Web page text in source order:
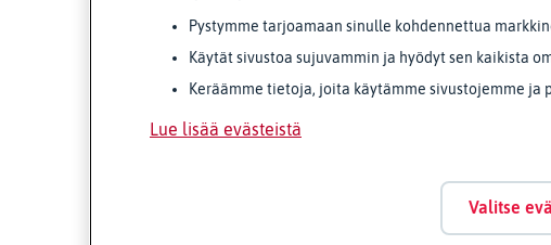
Pystymme tarjoamaan sinulle kohdennettua
Käytät sivustoa sujuvammin ja hyödyt sen kaikista
Keräämme tietoja, joita käytämme sivustojemme
Lue lisää evästeistä
Valitse